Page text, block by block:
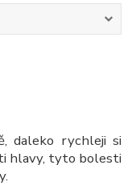
daleko rychleji si
hlavy, tyto bolesti